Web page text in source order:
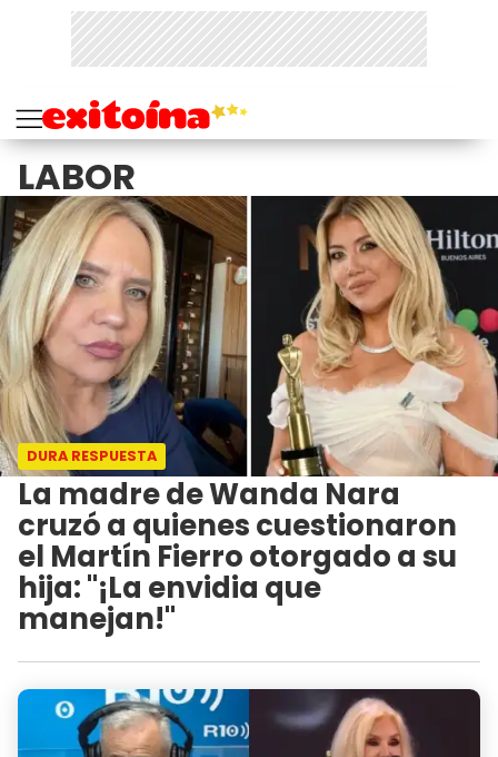
LABOR
DURA RESPUESTA
La madre de Wanda Nara
cruzó a quienes cuestionaron
el Martín Fierro otorgado a su
hija: "¡La envidia que
manejan!"